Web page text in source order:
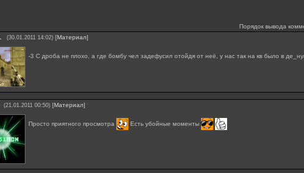
Порядок вывода
(30.01.2011 14:02) [Материал]
-3 С дроба не плохо, а где бомбу чел задефусил отойдя от неё, у нас так на кв было в
(21.01.2011 00:50) [Материал]
Просто приятного просмотра Есть убойные моменты